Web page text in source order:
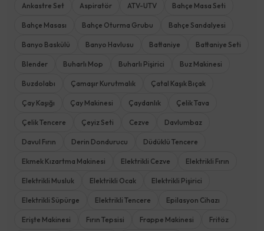
Ankastre Set Aspiratör ATV-UTV Bahçe Masa Seti
Bahçe Masası Bahçe Oturma Grubu Bahçe Sandalyesi
Banyo Baskülü Banyo Havlusu Battaniye Battaniye Seti
Blender Buharlı Mop Buharlı Pişirici Buz Makinesi
Buzdolabı Çamaşır Kurutmalık Çatal Kaşık Bıçak
Çay Kaşığı Çay Makinesi Çaydanlık Çelik Tava
Çelik Tencere Çeyiz Seti Cezve Davlumbaz
Davul Fırın Derin Dondurucu Düdüklü Tencere
Ekmek Kızartma Makinesi Elektrikli Cezve Elektrikli Fırın
Elektrikli Musluk Elektrikli Ocak Elektrikli Pişirici
Elektrikli Süpürge Elektrikli Tencere Epilasyon Cihazı
Erişte Makinesi Fırın Tepsisi Frappe Makinesi Fritöz